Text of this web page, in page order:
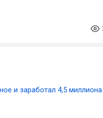
и заработал 4,5 миллиона